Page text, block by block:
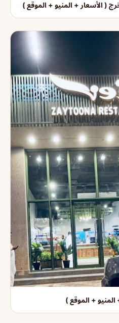
( الأسعار + المنيو + الموقع )
+ الموقع )